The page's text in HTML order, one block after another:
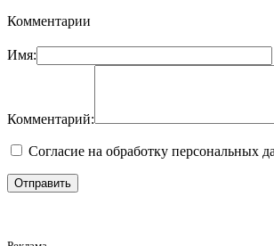
Комментарии
Имя:
Комментарий:
Согласие на обработку персональных